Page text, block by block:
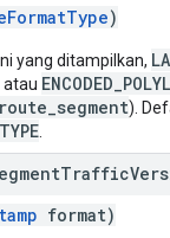
)
yang ditampilkan,
atau
).
Traffic
format)